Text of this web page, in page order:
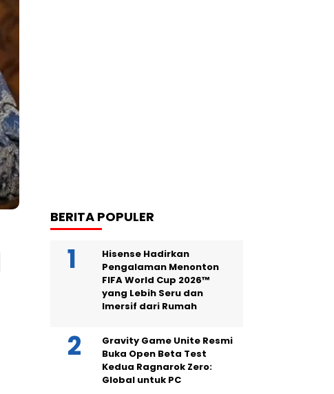
BERITA POPULER
Hisense Hadirkan
Pengalaman Menonton
FIFA World Cup 2026™
yang Lebih Seru dan
Imersif dari Rumah
Gravity Game Unite Resmi
Buka Open Beta Test
Kedua Ragnarok Zero:
Global untuk PC